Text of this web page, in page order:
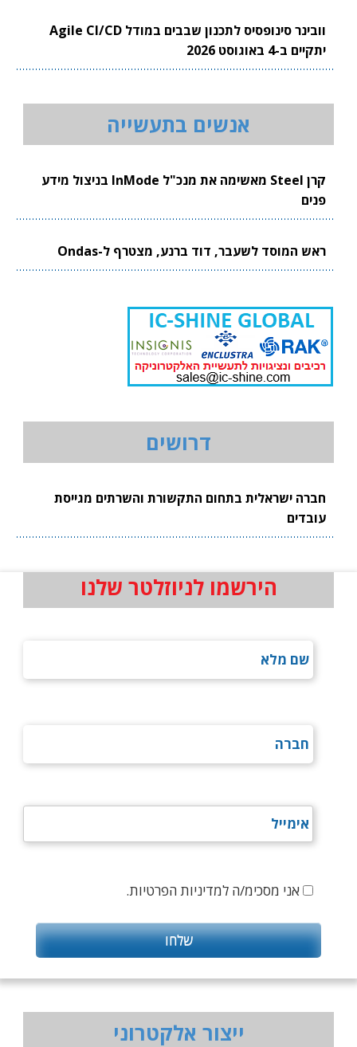
וובינר סינופסיס לתכנון שבבים במודל Agile CI/CD
יתקיים ב-4 באוגוסט 2026
אנשים בתעשייה
קרן Steel מאשימה את מנכ"ל InMode בניצול מידע
פנים
ראש המוסד לשעבר, דוד ברנע, מצטרף ל-Ondas
דרושים
חברה ישראלית בתחום התקשורת והשרתים מגייסת
עובדים
הירשמו לניוזלטר שלנו
אני מסכימ/ה למדיניות הפרטיות.
ייצור אלקטרוני